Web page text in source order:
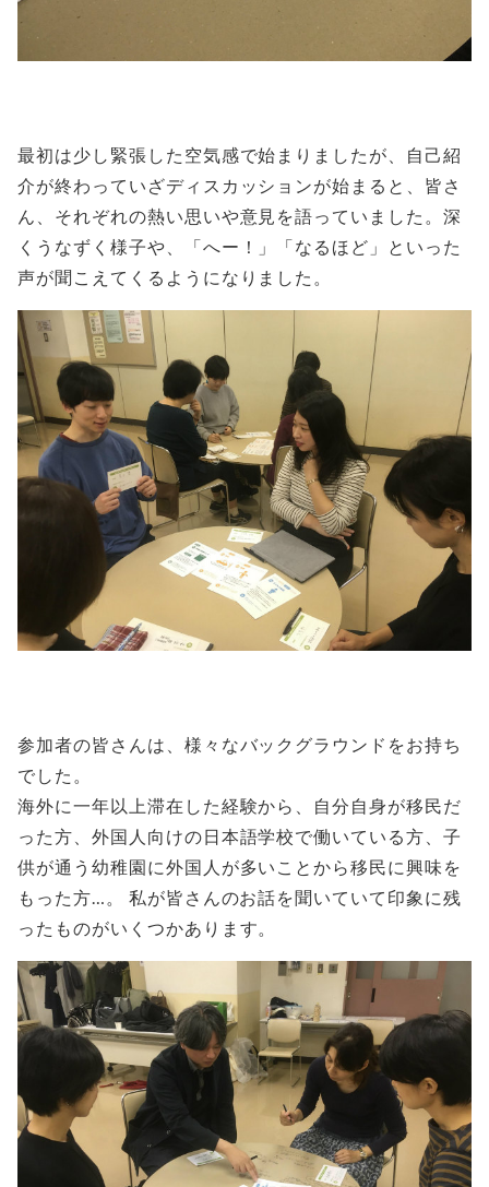
最初は少し緊張した空気感で始まりましたが、自己紹
介が終わっていざディスカッションが始まると、皆さ
ん、それぞれの熱い思いや意見を語っていました。深
くうなずく様子や、「へー！」「なるほど」といった
声が聞こえてくるようになりました。
参加者の皆さんは、様々なバックグラウンドをお持ち
でした。
海外に一年以上滞在した経験から、自分自身が移民だ
った方、外国人向けの日本語学校で働いている方、子
供が通う幼稚園に外国人が多いことから移民に興味を
もった方…。 私が皆さんのお話を聞いていて印象に残
ったものがいくつかあります。